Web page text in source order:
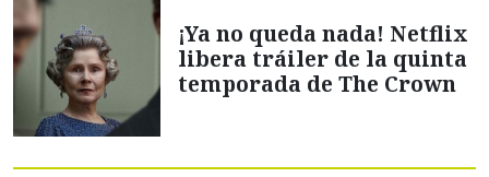
¡Ya no queda nada! Netflix
libera tráiler de la quinta
temporada de The Crown